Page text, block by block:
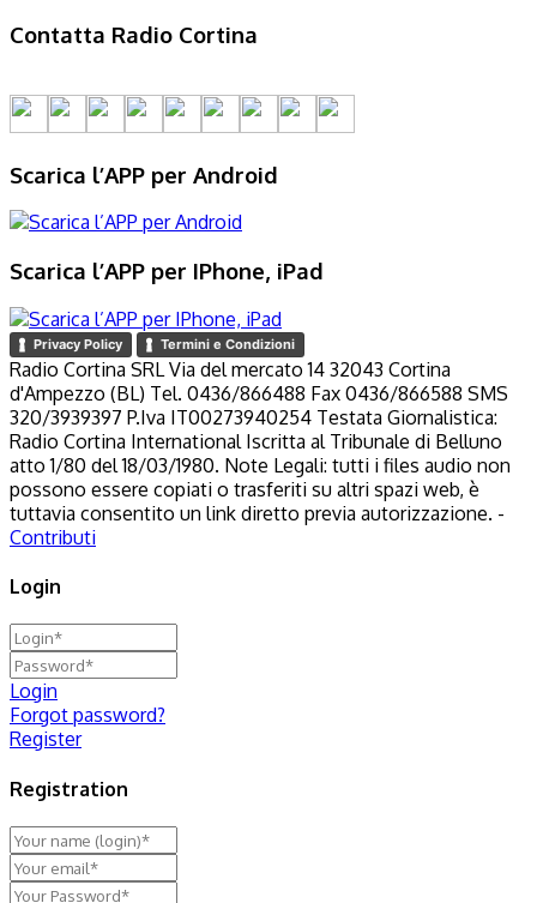
Contatta Radio Cortina
Scarica l’APP per Android
Scarica l’APP per IPhone, iPad
Privacy Policy Termini e Condizioni
Radio Cortina SRL Via del mercato 14 32043 Cortina
d'Ampezzo (BL) Tel. 0436/866488 Fax 0436/866588 SMS
320/3939397 P.Iva IT00273940254 Testata Giornalistica:
Radio Cortina International Iscritta al Tribunale di Belluno
atto 1/80 del 18/03/1980. Note Legali: tutti i files audio non
possono essere copiati o trasferiti su altri spazi web, è
tuttavia consentito un link diretto previa autorizzazione. -
Contributi
Login
Login
Forgot password?
Register
Registration